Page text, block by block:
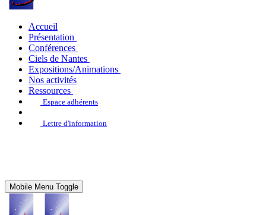
Accueil
Présentation
Conférences
Ciels de Nantes
Expositions/Animations
Nos activités
Ressources
Espace adhérents
Lettre d'information
Mobile Menu Toggle